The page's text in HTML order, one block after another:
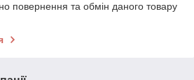
повернення та обмін даного товару